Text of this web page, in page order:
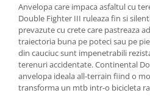
Anvelopa care impaca asfaltul cu
Double Fighter III ruleaza fin si
prevazute cu crete care pastreaza
traiectoria buna pe poteci sau pe
din cauciuc sunt impenetrabili
terenuri accidentate. Continental
anvelopa ideala all-terrain fiind o
transforma un mtb intr-o bicicleta